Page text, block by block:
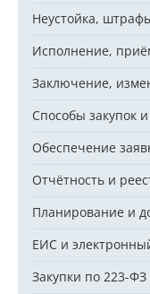
Неустойка,
Исполнение,
Заключение,
Способы закупок
Обеспечение
Отчётность и
Планирование и
ЕИС и
Закупки по 223-ФЗ